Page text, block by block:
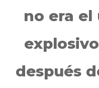
no era
después